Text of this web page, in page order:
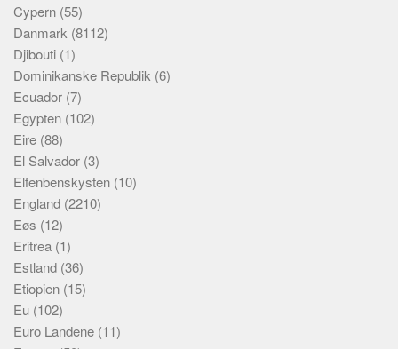
Cypern (55)
Danmark (8112)
Djibouti (1)
Dominikanske Republik (6)
Ecuador (7)
Egypten (102)
Eire (88)
El Salvador (3)
Elfenbenskysten (10)
England (2210)
Eøs (12)
Eritrea (1)
Estland (36)
Etiopien (15)
Eu (102)
Euro Landene (11)